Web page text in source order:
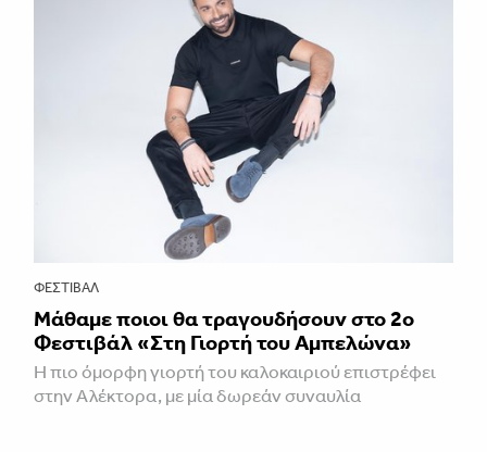
ΦΕΣΤΙΒΑΛ
Μάθαμε ποιοι θα τραγουδήσουν στο 2ο
Φεστιβάλ «Στη Γιορτή του Αμπελώνα»
Η πιο όμορφη γιορτή του καλοκαιριού επιστρέφει
στην Αλέκτορα, με μία δωρεάν συναυλία